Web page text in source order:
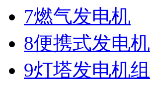
7燃气发电机
8便携式发电机
9灯塔发电机组